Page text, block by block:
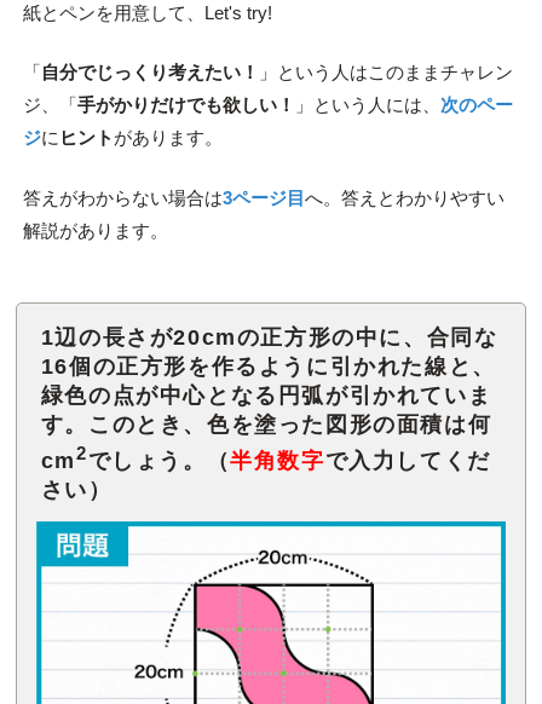
紙とペンを用意して、Let's try!
「自分でじっくり考えたい！
」という人はこのままチャレン
ジ、「手がかりだけでも欲しい！ 」という人には、 次のペー
ジに ヒント があります。
答えがわからない場合は3ページ目 へ。答えとわかりやすい
解説があります。
1辺の長さが20cmの正方形の中に、合同な
16個の正方形を作るように引かれた線と、
緑色の点が中心となる円弧が引かれていま
す。このとき、色を塗った図形の面積は何
cm2でしょう。（半角数字で入力してくだ
さい）